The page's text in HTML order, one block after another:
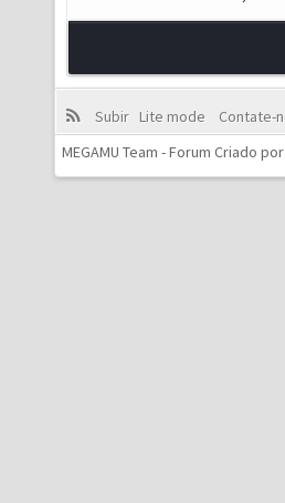
Subir Lite mode
Contate-
MEGAMU Team - Forum Criado por